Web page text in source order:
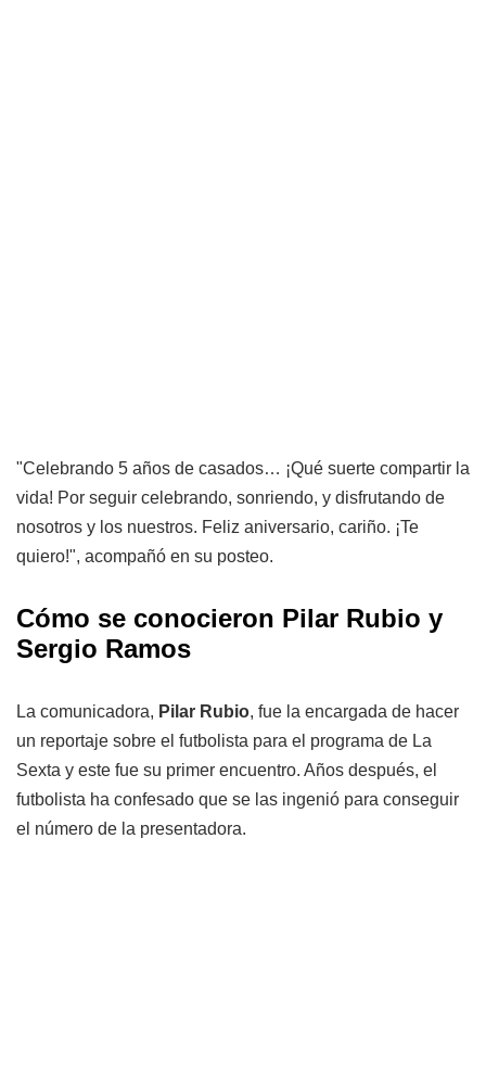
"Celebrando 5 años de casados… ¡Qué suerte compartir la
vida! Por seguir celebrando, sonriendo, y disfrutando de
nosotros y los nuestros. Feliz aniversario, cariño. ¡Te
quiero!", acompañó en su posteo.
Cómo se conocieron Pilar Rubio y
Sergio Ramos
La comunicadora, Pilar Rubio, fue la encargada de hacer
un reportaje sobre el futbolista para el programa de La
Sexta y este fue su primer encuentro. Años después, el
futbolista ha confesado que se las ingenió para conseguir
el número de la presentadora.